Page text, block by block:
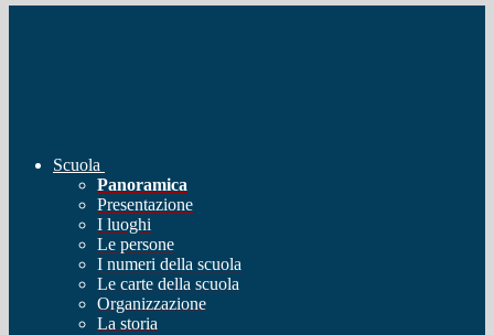
Scuola
Panoramica
Presentazione
I luoghi
Le persone
I numeri della scuola
Le carte della scuola
Organizzazione
La storia